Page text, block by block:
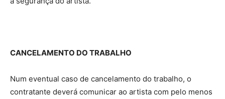
CANCELAMENTO DO TRABALHO
Num eventual caso de cancelamento do trabalho, o
contratante deverá comunicar ao artista com pelo menos